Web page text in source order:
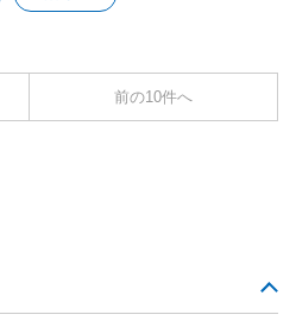
前の10件へ